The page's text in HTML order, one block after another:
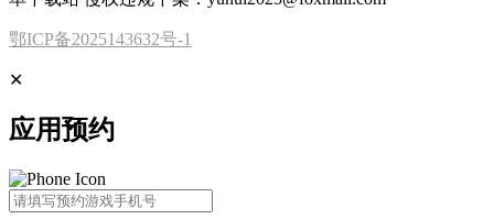
鄂ICP备2025143632号-1
✕
应用预约